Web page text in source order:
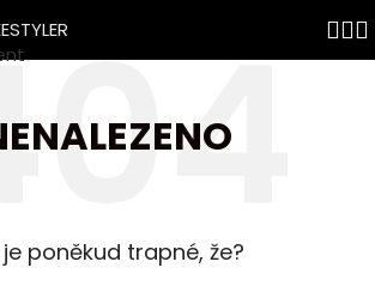
poněkud trapné, že?